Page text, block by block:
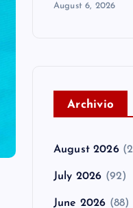
August 6, 2026
Archivio
August 2026
July 2026 (92)
June 2026 (88)